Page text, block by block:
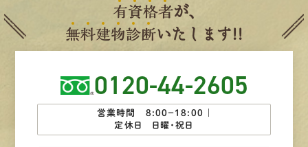
有資格者が、
無料建物診断いたします!!
0120-44-2605
営業時間 8:00−18:00 ｜
定休日 日曜・祝日